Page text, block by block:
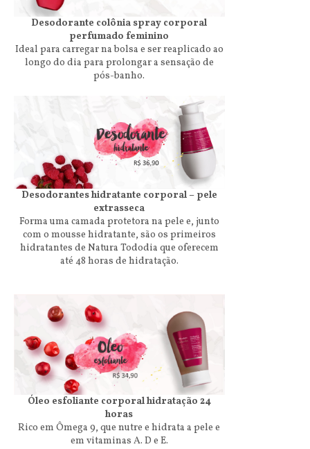
Desodorante colônia spray corporal
perfumado feminino
Ideal para carregar na bolsa e ser reaplicado ao
longo do dia para prolongar a sensação de
pós-banho.
Desodorantes hidratante corporal – pele
extrasseca
Forma uma camada protetora na pele e, junto
com o mousse hidratante, são os primeiros
hidratantes de Natura Tododia que oferecem
até 48 horas de hidratação.
Óleo esfoliante corporal hidratação 24
horas
Rico em Ômega 9, que nutre e hidrata a pele e
em vitaminas A. D e E.